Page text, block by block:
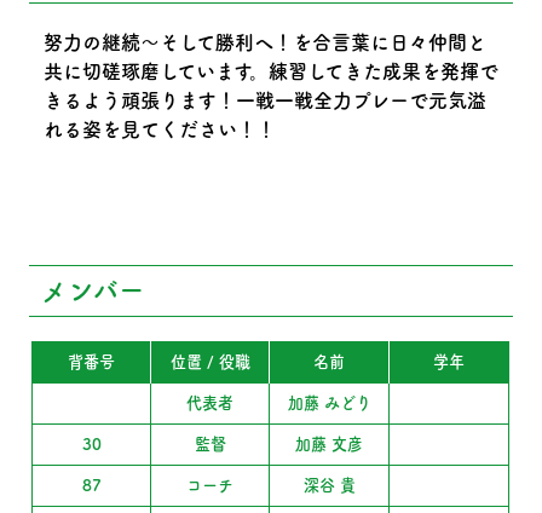
努力の継続〜そして勝利へ！を合言葉に日々仲間と
共に切磋琢磨しています。練習してきた成果を発揮で
きるよう頑張ります！一戦一戦全力プレーで元気溢
れる姿を見てください！！
メンバー
背番号 位置 / 役職 名前 学年
代表者 加藤 みどり
30 監督 加藤 文彦
87 コーチ 深谷 貴